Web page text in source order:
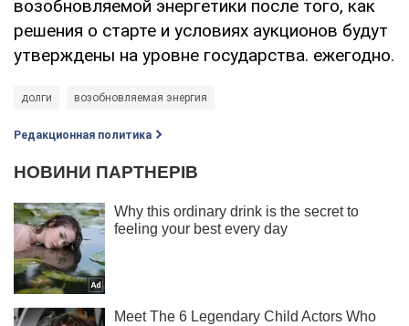
возобновляемой энергетики после того, как
решения о старте и условиях аукционов будут
утверждены на уровне государства. ежегодно.
долги возобновляемая энергия
Редакционная политика